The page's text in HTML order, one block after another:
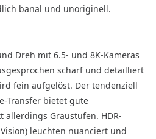
banal und unoriginell.
Dreh mit 6.5- und 8K-Kameras
scharf und detailliert
fein aufgelöst. Der tendenziell
Transfer bietet gute
allerdings Graustufen. HDR-
leuchten nuanciert und